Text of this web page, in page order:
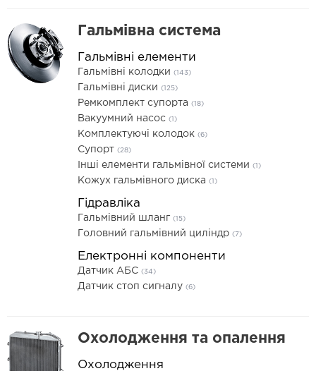
Гальмівна система
Гальмівні елементи
Гальмівні колодки (143)
Гальмівні диски (125)
Ремкомплект супорта (18)
Вакуумний насос (1)
Комплектуючі колодок (6)
Супорт (28)
Інші елементи гальмівної системи (1)
Кожух гальмівного диска (1)
Гідравліка
Гальмівний шланг (15)
Головний гальмівний циліндр (7)
Електронні компоненти
Датчик АБС (34)
Датчик стоп сигналу (6)
Охолодження та опалення
Охолодження